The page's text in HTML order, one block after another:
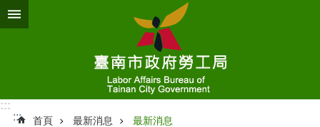
跳到主要內容區塊
:::
:::
首頁 最新消息 最新消息